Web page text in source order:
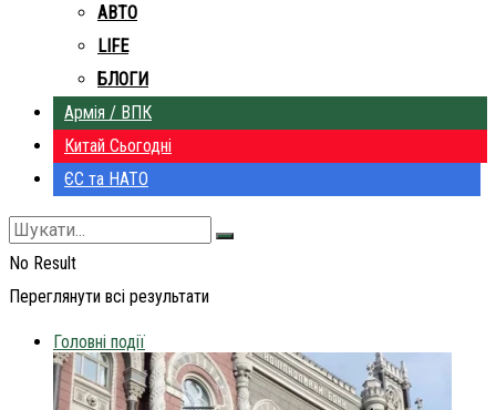
АВТО
LIFE
БЛОГИ
Армія / ВПК
Китай Сьогодні
ЄС та НАТО
No Result
Переглянути всі результати
Головні події